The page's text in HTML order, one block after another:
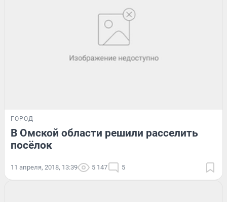
ГОРОД
В Омской области решили расселить
посёлок
11 апреля, 2018, 13:39 5 147 5